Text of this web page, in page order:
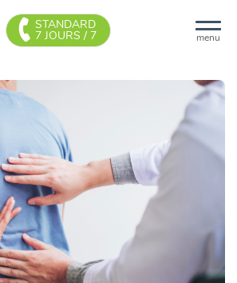
menu
STANDARD
7 JOURS / 7